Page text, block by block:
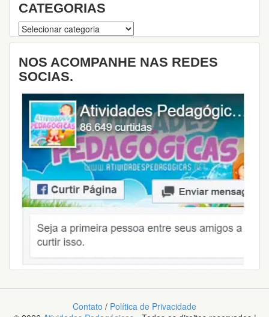
a
CATEGORIAS
Categorias
NOS ACOMPANHE NAS REDES
SOCIAS.
Contato / Política de Privacidade